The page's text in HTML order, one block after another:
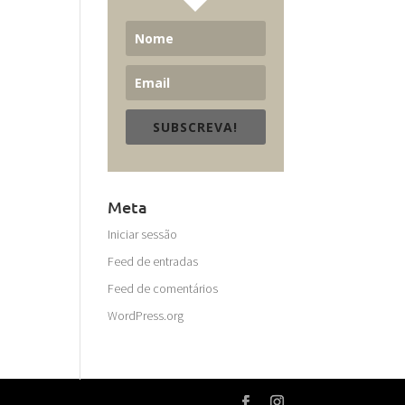
SUBSCREVA!
Meta
Iniciar sessão
Feed de entradas
Feed de comentários
WordPress.org